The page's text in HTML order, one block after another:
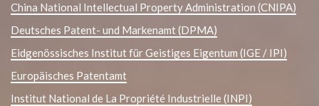
China National Intellectual Property Administration (CNIPA)
Deutsches Patent- und Markenamt (DPMA)
Eidgenössisches Institut für Geistiges Eigentum (IGE / IPI)
Europäisches Patentamt
Institut National de La Propriété Industrielle (INPI)